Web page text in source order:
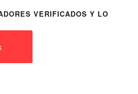
VERIFICADOS Y LO